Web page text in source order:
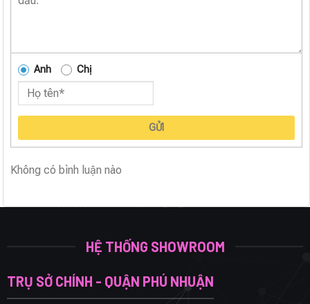
Anh Chị
GỬI
Không có bình luận nào
HỆ THỐNG SHOWROOM
TRỤ SỞ CHÍNH - QUẬN PHÚ NHUẬN